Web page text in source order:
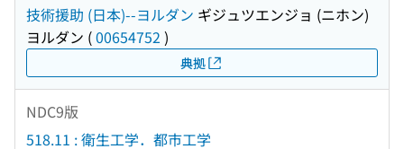
技術援助 (日本)--ヨルダン ギジュツエンジョ (ニホン)
ヨルダン (00654752 )
典拠
NDC9版
518.11 : 衛生工学．都市工学